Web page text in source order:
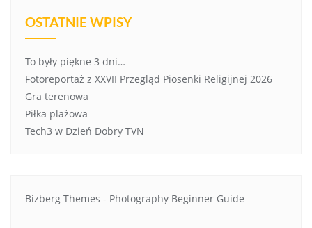
OSTATNIE WPISY
To były piękne 3 dni…
Fotoreportaż z XXVII Przegląd Piosenki Religijnej 2026
Gra terenowa
Piłka plażowa
Tech3 w Dzień Dobry TVN
Bizberg Themes - Photography Beginner Guide